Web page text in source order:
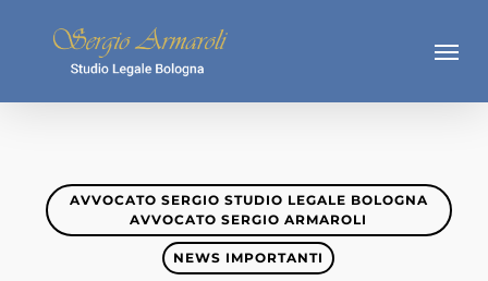
Menu
AVVOCATO SERGIO STUDIO LEGALE BOLOGNA
AVVOCATO SERGIO ARMAROLI
NEWS IMPORTANTI